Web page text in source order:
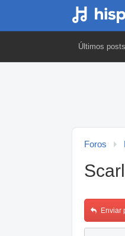
Últimos posts
Foros
Enviar